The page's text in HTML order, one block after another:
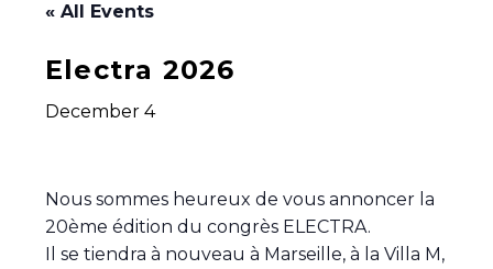
« All Events
Electra 2026
December 4
Nous sommes heureux de vous annoncer la
20ème édition du congrès ELECTRA.
Il se tiendra à nouveau à Marseille, à la Villa M,